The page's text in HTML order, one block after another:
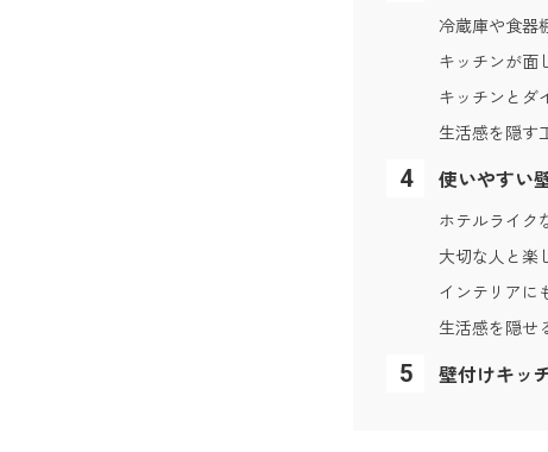
冷蔵庫や食器
キッチンが面
キッチンとダ
生活感を隠す
使いやすい
ホテルライク
大切な人と楽
インテリアに
生活感を隠せ
壁付けキッ